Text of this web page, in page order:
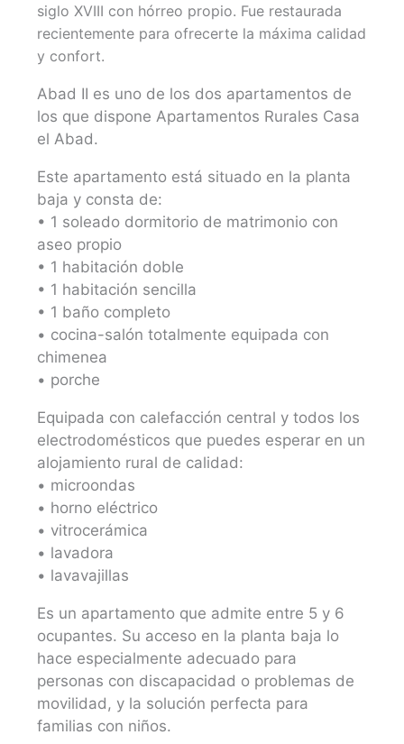
siglo XVIII con hórreo propio. Fue restaurada
recientemente para ofrecerte la máxima calidad
y confort.
Abad II es uno de los dos apartamentos de
los que dispone Apartamentos Rurales Casa
el Abad.
Este apartamento está situado en la planta
baja y consta de:
• 1 soleado dormitorio de matrimonio con
aseo propio
• 1 habitación doble
• 1 habitación sencilla
• 1 baño completo
• cocina-salón totalmente equipada con
chimenea
• porche
Equipada con calefacción central y todos los
electrodomésticos que puedes esperar en un
alojamiento rural de calidad:
• microondas
• horno eléctrico
• vitrocerámica
• lavadora
• lavavajillas
Es un apartamento que admite entre 5 y 6
ocupantes. Su acceso en la planta baja lo
hace especialmente adecuado para
personas con discapacidad o problemas de
movilidad, y la solución perfecta para
familias con niños.